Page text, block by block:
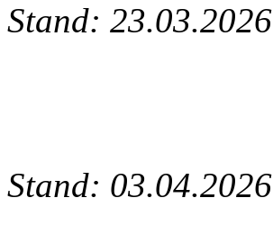
Stand: 23.03.2026
Stand: 03.04.2026